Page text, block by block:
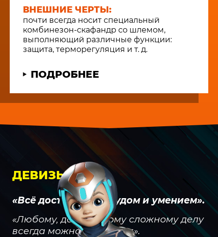
ВНЕШНИЕ ЧЕРТЫ:
почти всегда носит специальный
комбинезон-скафандр со шлемом,
выполняющий различные функции:
защита, терморегуляция и т. д.
ПОДРОБНЕЕ
ДЕВИЗЫ:
«Всё достигается трудом и умением».
«Любому, даже самому сложному делу
всегда можно научиться».